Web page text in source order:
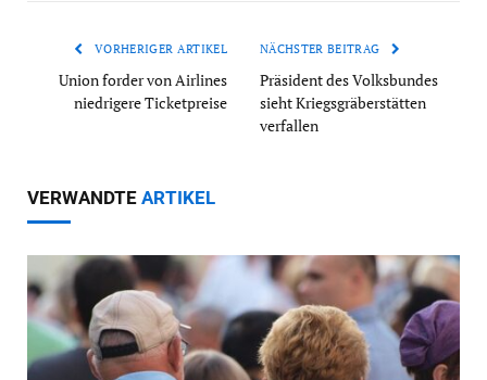
VORHERIGER ARTIKEL
Union forder von Airlines
niedrigere Ticketpreise
NÄCHSTER BEITRAG
Präsident des Volksbundes
sieht Kriegsgräberstätten
verfallen
VERWANDTE ARTIKEL